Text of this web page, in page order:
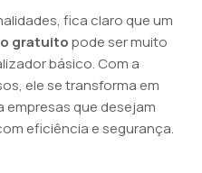
fica claro que um
gratuitopode ser muito
básico. Com a
ele se transforma em
empresas que desejam
eficiência e segurança.